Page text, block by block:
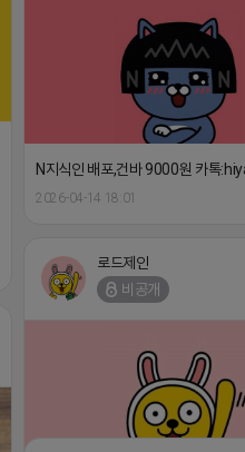
N지식인 배포,건바 9000원 카톡
2026-04-14 18:01
로드제인
비공개